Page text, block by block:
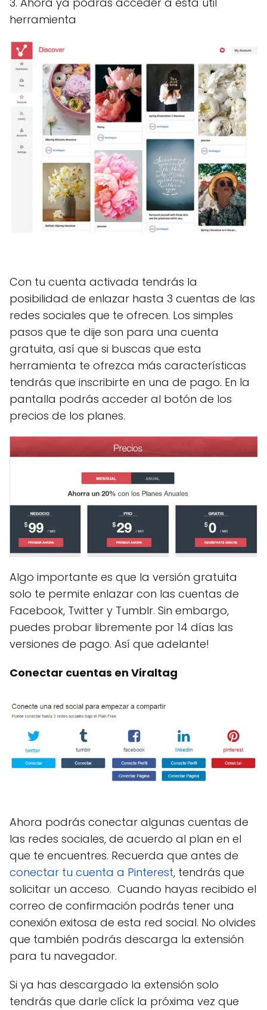
herramienta
Con tu cuenta activada tendrás la
posibilidad de enlazar hasta 3 cuentas de las
redes sociales que te ofrecen. Los simples
pasos que te dije son para una cuenta
gratuita, así que si buscas que esta
herramienta te ofrezca más características
tendrás que inscribirte en una de pago. En la
pantalla podrás acceder al botón de los
precios de los planes.
Algo importante es que la versión gratuita
solo te permite enlazar con las cuentas de
Facebook, Twitter y Tumblr. Sin embargo,
puedes probar libremente por 14 días las
versiones de pago. Así que adelante!
Conectar cuentas en Viraltag
Ahora podrás conectar algunas cuentas de
las redes sociales, de acuerdo al plan en el
que te encuentres. Recuerda que antes de
conectar tu cuenta a Pinterest, tendrás que
solicitar un acceso. Cuando hayas recibido el
correo de confirmación podrás tener una
conexión exitosa de esta red social. No olvides
que también podrás descarga la extensión
para tu navegador.
Si ya has descargado la extensión solo
tendrás que darle clíck la próxima vez que